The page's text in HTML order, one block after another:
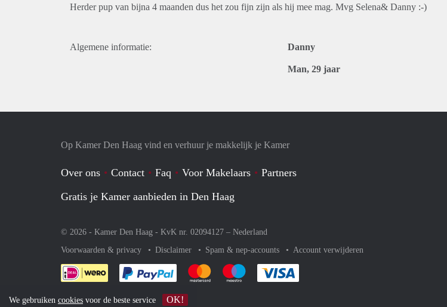
Herder pup van bijna 4 maanden dus het zou fijn zijn als hij mee mag. Mvg Selena& Danny :-)
Algemene informatie: Danny
Man, 29 jaar
Op Kamer Den Haag vind en verhuur je makkelijk je Kamer
Over ons Contact Faq Voor Makelaars
Partners
Gratis je Kamer aanbieden in Den Haag
© 2026 - Kamer Den Haag - KvK nr. 02094127 – Nederland
Voorwaarden & privacy
Disclaimer Spam & nep-accounts Account verwijderen
Je rekent gemakkelijk af met Paypal
Je rekent gemakkelijk af met Mastercard
Je rekent gemakkelijk af met Meastro
We gebruiken cookies voor de beste service OK!